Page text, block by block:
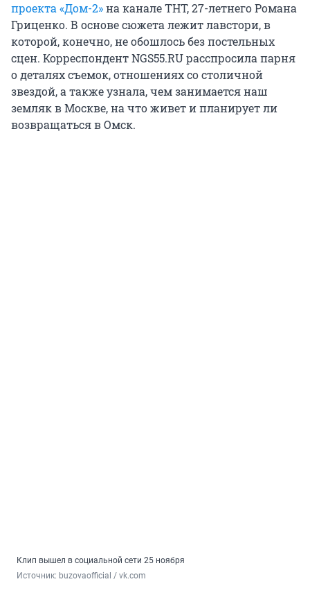
проекта «Дом-2»на канале ТНТ, 27-летнего Романа
Гриценко. В основе сюжета лежит лавстори, в
которой, конечно, не обошлось без постельных
сцен. Корреспондент NGS55.RU расспросила парня
о деталях съемок, отношениях со столичной
звездой, а также узнала, чем занимается наш
земляк в Москве, на что живет и планирует ли
возвращаться в Омск.
Клип вышел в социальной сети 25 ноября
Источник: buzovaofficial / vk.com